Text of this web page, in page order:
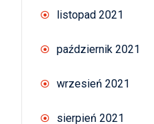
listopad 2021
październik 2021
wrzesień 2021
sierpień 2021